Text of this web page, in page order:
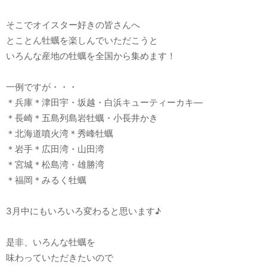
そこでオイスター好きの皆さんへ
とことん牡蠣を楽しんでいただこうと
いろんな産地の牡蠣を全国から集めます！
一例ですが・・・
＊兵庫＊津田宇・坂越・白浜キューティーカキ―
＊長崎＊五島列島岩牡蠣・小長井かき
＊北海道噴火湾＊秀峰牡蠣
＊岩手＊広田湾・山田湾
＊宮城＊松島湾・雄勝湾
＊福岡＊みるく牡蠣
3月中にもいろいろ変わると思います♪
是非、いろんな牡蠣を
味わっていただきたいので